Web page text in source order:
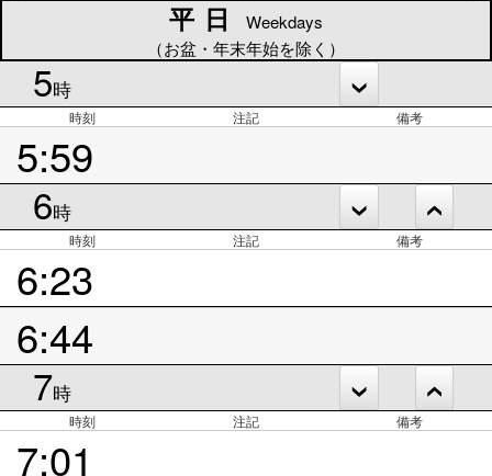
平日
Weekdays
（お盆・年末年始を除く）
5時
時刻 注記 備考
5:59
6時
時刻 注記 備考
6:23
6:44
7時
時刻 注記 備考
7:01